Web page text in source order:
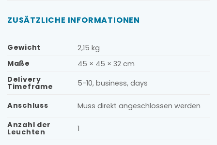
ZUSÄTZLICHE INFORMATIONEN
Gewicht
2,15 kg
Maße
45 × 45 × 32 cm
Delivery
Timeframe 5-10, business, days
Anschluss
Muss direkt angeschlossen werden
Anzahl der
Leuchten 1